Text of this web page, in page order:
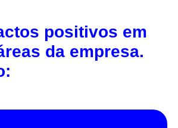
positivos em
da empresa.